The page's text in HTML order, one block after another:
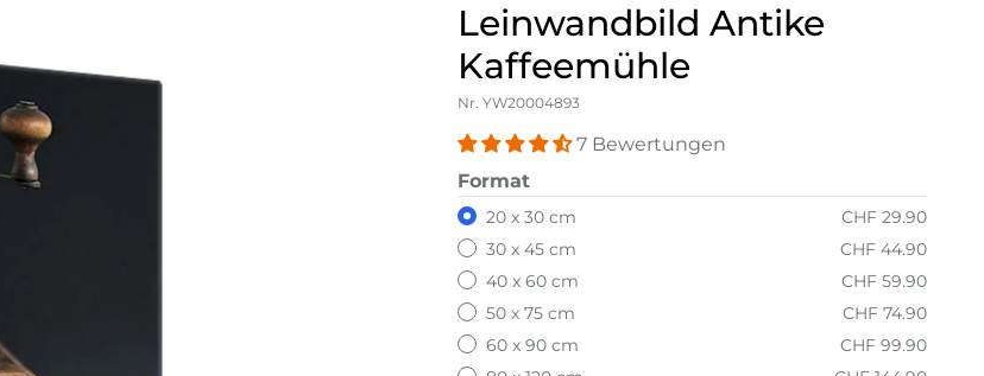
Leinwandbild Antike
Kaffeemühle
Nr. YW20004893
7 Bewertungen
Format
20 x 30 cm
CHF 29.90
30 x 45 cm
CHF 44.90
40 x 60 cm
CHF 59.90
50 x 75 cm
CHF 74.90
60 x 90 cm
CHF 99.90